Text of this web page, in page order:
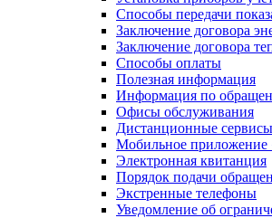
Способы передачи
Заключение договора
Заключение договора
Способы оплаты
Полезная информация
Информация по
Офисы обслуживания
Дистанционные сервисы
Мобильное
Электронная квитанция
Порядок подачи
Экстренные телефоны
Уведомление об